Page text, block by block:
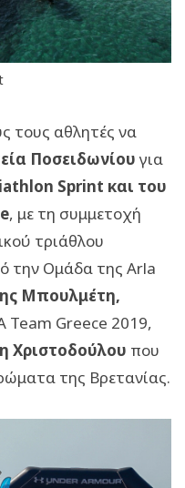
τους αθλητές να
Ποσειδωνίου για
Sprint και του
, με τη συμμετοχή
τριάθλου
την Ομάδα της Arla
Μπουλμέτη,
Team Greece 2019,
Χριστοδούλου που
της Βρετανίας.